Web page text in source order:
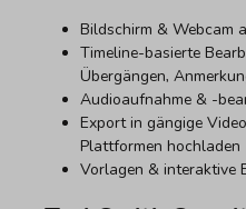
Bildschirm & Webcam
Timeline-basierte
Übergängen,
Audioaufnahme & -
Export in gängige
Plattformen hochladen
Vorlagen & interaktive